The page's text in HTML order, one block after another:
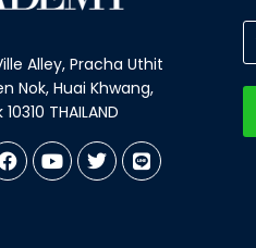
Alley, Pracha Uthit
Nok, Huai Khwang,
THAILAND